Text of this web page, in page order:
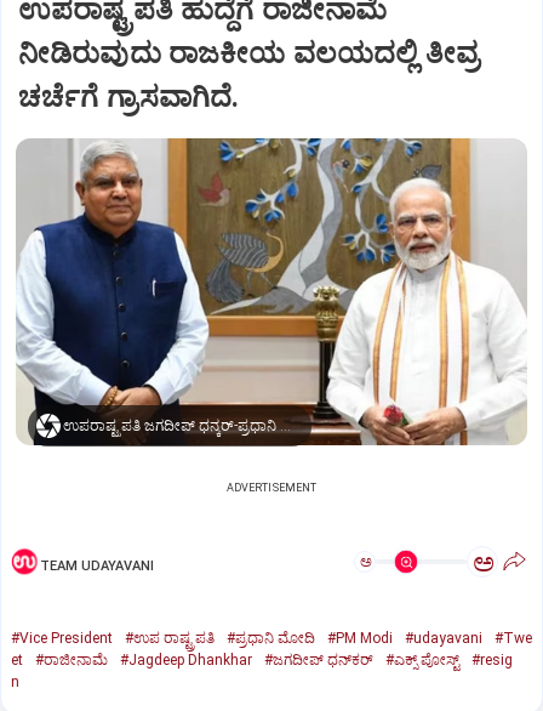
ಉಪರಾಷ್ಟ್ರಪತಿ ಹುದ್ದೆಗೆ ರಾಜೀನಾಮೆ
ನೀಡಿರುವುದು ರಾಜಕೀಯ ವಲಯದಲ್ಲಿ ತೀವ್ರ
ಚರ್ಚೆಗೆ ಗ್ರಾಸವಾಗಿದೆ.
ಉಪರಾಷ್ಟ್ರಪತಿ ಜಗದೀಪ್‌ ಧನ್ಕರ್-ಪ್ರಧಾನಿ ಮೋದಿ
ADVERTISEMENT
TEAM UDAYAVANI ಅ ಅ
#Vice President #ಉಪ ರಾಷ್ಟ್ರಪತಿ #ಪ್ರಧಾನಿ ಮೋದಿ #PM Modi #udayavani
#Twe
et
#ರಾಜೀನಾಮೆ #Jagdeep Dhankhar #ಜಗದೀಪ್‌ ಧನ್‌ಕರ್‌ #ಎಕ್ಸ್‌ ಪೋಸ್ಟ್
#resig
n